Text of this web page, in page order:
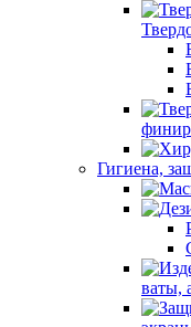
Гигиена,
ваты,